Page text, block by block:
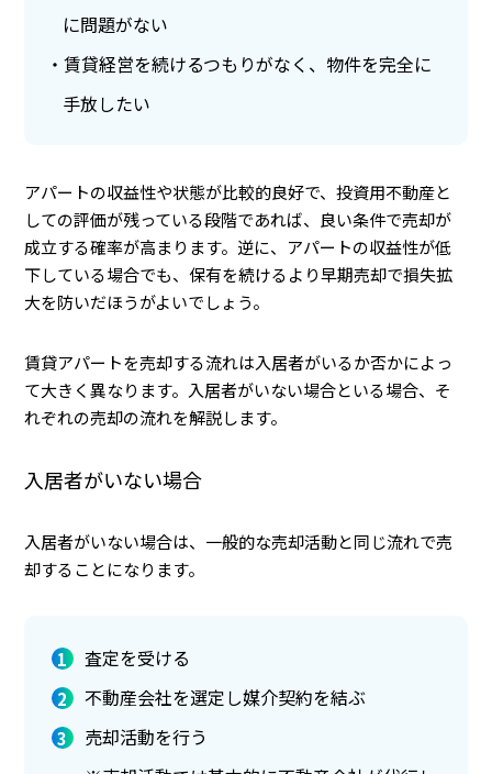
に問題がない
賃貸経営を続けるつもりがなく、物件を完全に
手放したい
アパートの収益性や状態が比較的良好で、投資用不動産と
しての評価が残っている段階であれば、良い条件で売却が
成立する確率が高まります。逆に、アパートの収益性が低
下している場合でも、保有を続けるより早期売却で損失拡
大を防いだほうがよいでしょう。
賃貸アパートを売却する流れは入居者がいるか否かによっ
て大きく異なります。入居者がいない場合といる場合、そ
れぞれの売却の流れを解説します。
入居者がいない場合
入居者がいない場合は、一般的な売却活動と同じ流れで売
却することになります。
査定を受ける
不動産会社を選定し媒介契約を結ぶ
売却活動を行う